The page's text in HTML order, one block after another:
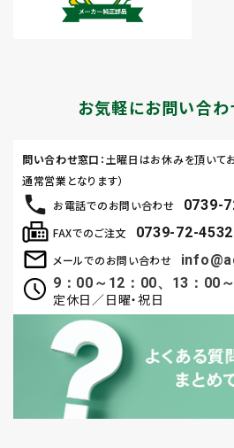
お気軽にお問い合わ
お電話でのお問い合わせ 0739-
メールでのお問い合わせ
9：00～12：00、13：00
定休日／日曜・祝日
FAXでのご注文 0739-72-4532
問い合わせ窓口 ：土曜日はお休みを頂いて
通常営業となります）